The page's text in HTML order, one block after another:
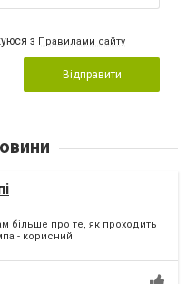
з Правилами сайту
Відправити
більше про те, як проходить
- корисний